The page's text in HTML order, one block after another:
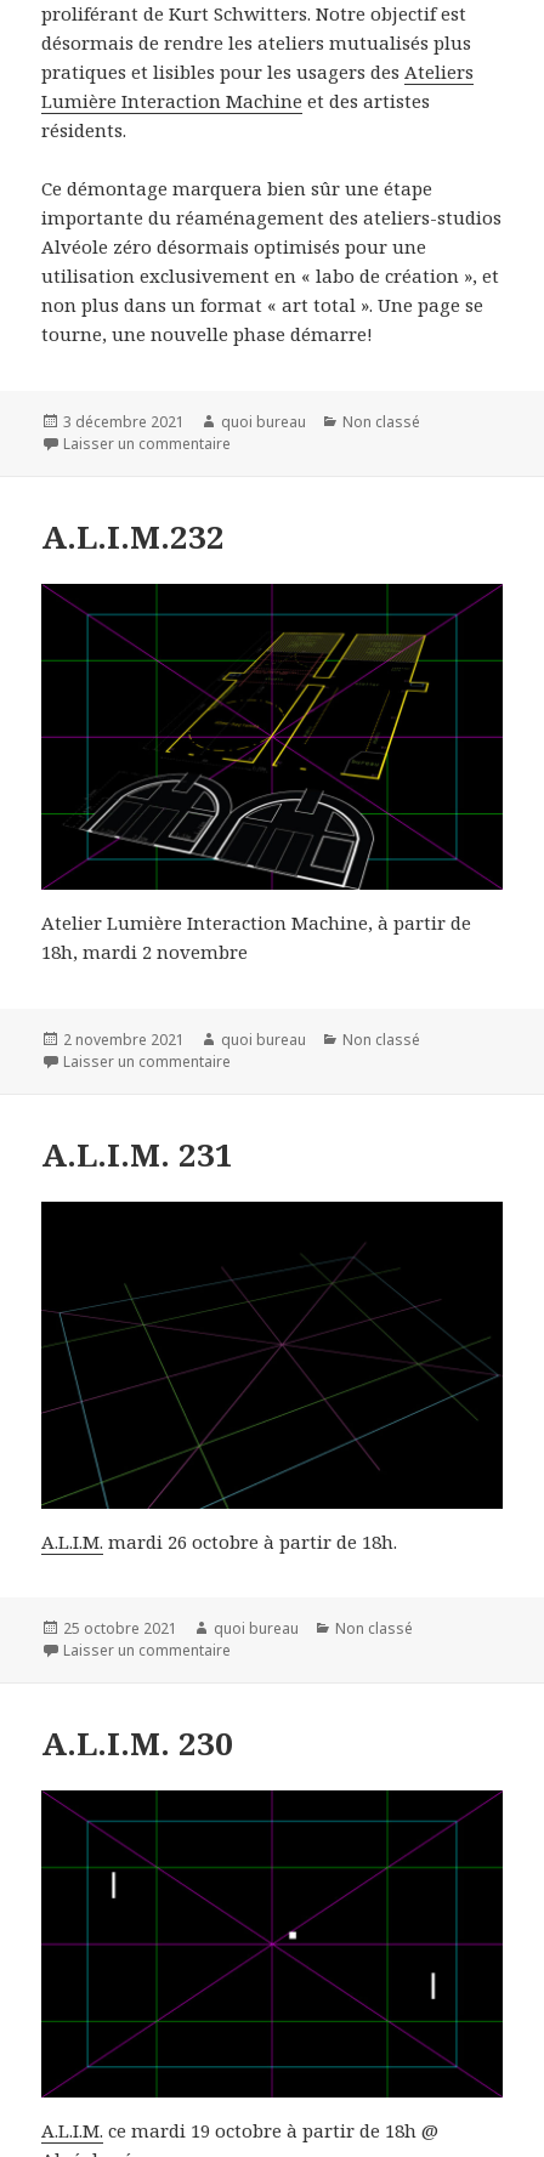
proliférant de Kurt Schwitters. Notre objectif est
désormais de rendre les ateliers mutualisés plus
pratiques et lisibles pour les usagers desAteliers
Lumière Interaction Machine et des artistes
résidents.
Ce démontage marquera bien sûr une étape
importante du réaménagement des ateliers-studios
Alvéole zéro désormais optimisés pour une
utilisation exclusivement en « labo de création », et
non plus dans un format « art total ». Une page se
tourne, une nouvelle phase démarre!
Publié
le
3 décembre 2021 Auteur
quoi bureau Catégories
Non classé
Laisser un commentaire
A.L.I.M.232
Atelier Lumière Interaction Machine, à partir de
18h, mardi 2 novembre
Publié
le
2 novembre 2021 Auteur
quoi bureau Catégories
Non classé
Laisser un commentaire
A.L.I.M. 231
A.L.I.M. mardi 26 octobre à partir de 18h.
Publié
le
25 octobre 2021 Auteur
quoi bureau Catégories
Non classé
Laisser un commentaire
A.L.I.M. 230
A.L.I.M. ce mardi 19 octobre à partir de 18h @